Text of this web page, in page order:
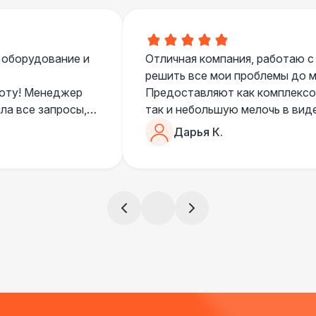
и
Менеджер
все запросы,
тревоги
Отличная компания, работаю
решить все мои проблемы до
Предоставляют как
так и небольшую мелочь в
очень понимающий, честный
чем дополнить праздник.
Дарья К.